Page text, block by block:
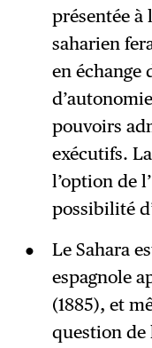
présentée à
saharien
en échange
pouvoirs
exécutifs.
l’option de
possibilité
Le Sahara
espagnole
(1885), et
question de